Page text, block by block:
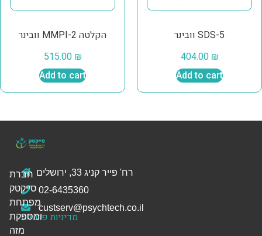
וובינר MMPI-2 הקלטה
515.00 ₪
Add to cart
וובינר SDS-5
404.00 ₪
Add to cart
רח' פייר קניג 33, ירושלים
02-6435360
custserv@psychtech.co.il
מדיניות פרטיות
חברת
סייקטק
מפתחת
ומספקת
מזה